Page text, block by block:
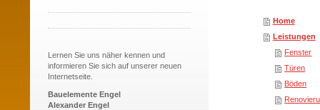
Lernen Sie uns näher kennen und
informieren Sie sich auf unserer neuen
Internetseite.
Bauelemente Engel
Alexander Engel
Home
Leistungen
Fenster
Türen
Böden